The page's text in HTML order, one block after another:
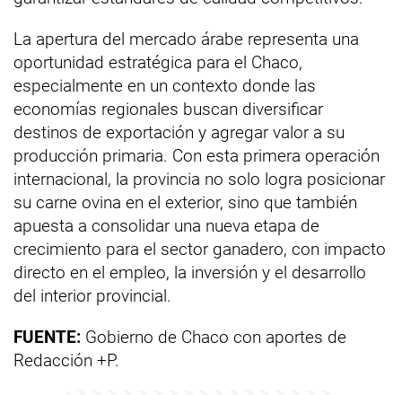
La apertura del mercado árabe representa una
oportunidad estratégica para el Chaco,
especialmente en un contexto donde las
economías regionales buscan diversificar
destinos de exportación y agregar valor a su
producción primaria. Con esta primera operación
internacional, la provincia no solo logra posicionar
su carne ovina en el exterior, sino que también
apuesta a consolidar una nueva etapa de
crecimiento para el sector ganadero, con impacto
directo en el empleo, la inversión y el desarrollo
del interior provincial.
FUENTE: Gobierno de Chaco con aportes de
Redacción +P.